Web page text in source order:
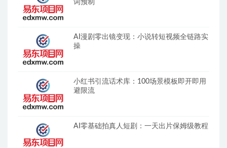
词预制
AI漫剧零出镜变现：小说转短视频全链路实
操
小红书引流话术库：100场景模板即开即用
避限流
AI零基础拍真人短剧：一天出片保姆级教程